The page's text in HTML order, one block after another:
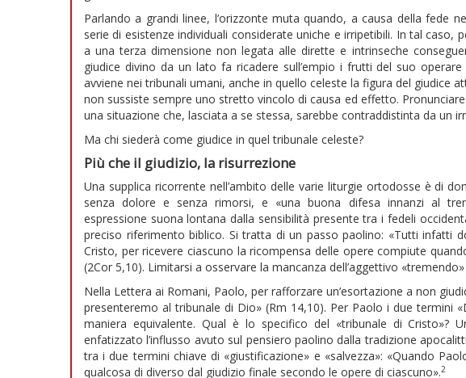
Parlando a grandi linee, l’orizzonte muta quando, a causa della fede
serie di esistenze individuali considerate uniche e irripetibili. In tal caso,
a una terza dimensione non legata alle dirette e intrinseche
giudice divino da un lato fa ricadere sull’empio i frutti del suo
avviene nei tribunali umani, anche in quello celeste la figura del giudice
non sussiste sempre uno stretto vincolo di causa ed effetto.
una situazione che, lasciata a se stessa, sarebbe contraddistinta da un
Ma chi siederà come giudice in quel tribunale celeste?
Più che il giudizio, la risurrezione
Una supplica ricorrente nell’ambito delle varie liturgie ortodosse è di
senza dolore e senza rimorsi, e «una buona difesa innanzi al
espressione suona lontana dalla sensibilità presente tra i fedeli
preciso riferimento biblico. Si tratta di un passo paolino: «Tutti infatti
Cristo, per ricevere ciascuno la ricompensa delle opere compiute
(2Cor 5,10). Limitarsi a osservare la mancanza dell’aggettivo
Nella Lettera ai Romani, Paolo, per rafforzare un’esortazione a non
presenteremo al tribunale di Dio» (Rm 14,10). Per Paolo i due termini
maniera equivalente. Qual è lo specifico del «tribunale di Cristo»?
enfatizzato l’influsso avuto sul pensiero paolino dalla tradizione
tra i due termini chiave di «giustificazione» e «salvezza»: «Quando
qualcosa di diverso dal giudizio finale secondo le opere di ciascuno».2